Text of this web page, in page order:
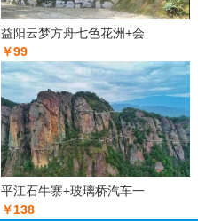
益阳云梦方舟七色花洲+会
￥99
平江石牛寨+玻璃桥汽车一
￥138